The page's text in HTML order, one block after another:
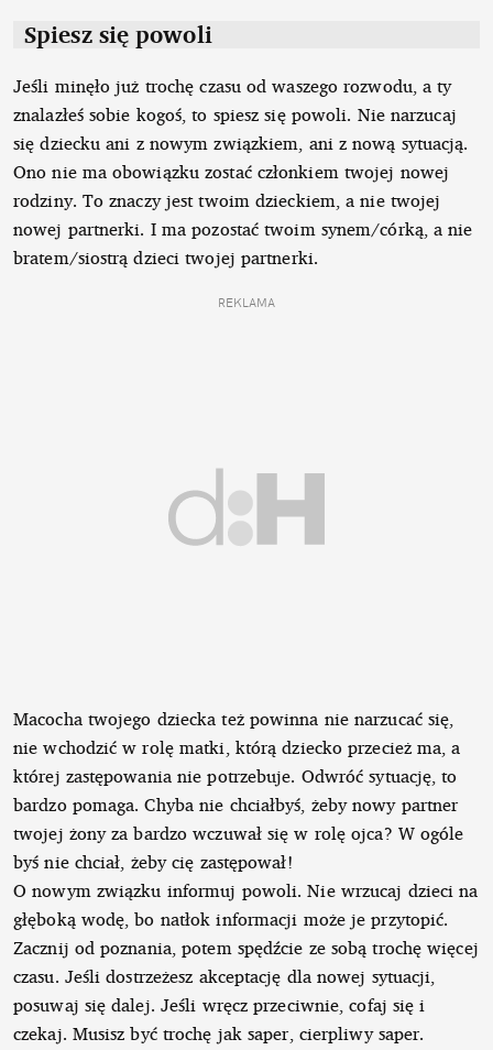
Spiesz się powoli
Jeśli minęło już trochę czasu od waszego rozwodu, a ty
znalazłeś sobie kogoś, to spiesz się powoli. Nie narzucaj
się dziecku ani z nowym związkiem, ani z nową sytuacją.
Ono nie ma obowiązku zostać członkiem twojej nowej
rodziny. To znaczy jest twoim dzieckiem, a nie twojej
nowej partnerki. I ma pozostać twoim synem/córką, a nie
bratem/siostrą dzieci twojej partnerki.
REKLAMA
Macocha twojego dziecka też powinna nie narzucać się,
nie wchodzić w rolę matki, którą dziecko przecież ma, a
której zastępowania nie potrzebuje. Odwróć sytuację, to
bardzo pomaga. Chyba nie chciałbyś, żeby nowy partner
twojej żony za bardzo wczuwał się w rolę ojca? W ogóle
byś nie chciał, żeby cię zastępował!
O nowym związku informuj powoli. Nie wrzucaj dzieci na
głęboką wodę, bo natłok informacji może je przytopić.
Zacznij od poznania, potem spędźcie ze sobą trochę więcej
czasu. Jeśli dostrzeżesz akceptację dla nowej sytuacji,
posuwaj się dalej. Jeśli wręcz przeciwnie, cofaj się i
czekaj. Musisz być trochę jak saper, cierpliwy saper.